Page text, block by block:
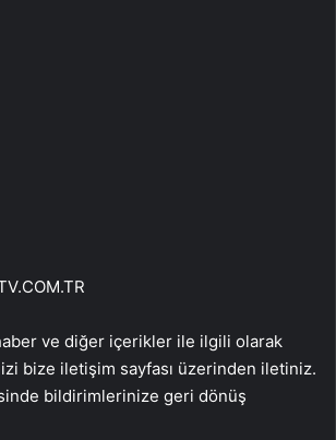
ve diğer içerikler ile ilgili olarak
bize iletişim sayfası üzerinden iletiniz.
bildirimlerinize geri dönüş